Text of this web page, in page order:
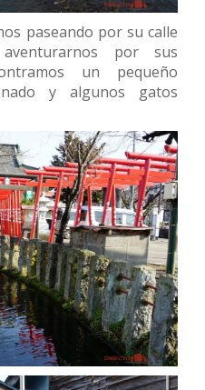
paseando por su calle
por sus
un pequeño
y algunos gatos